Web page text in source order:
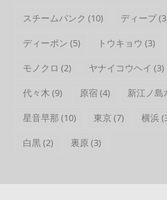
スチームパンク (10) ディープ
ディーポン (5) トウキョウ (3)
モノクロ (2) ヤナイコウヘイ (3)
代々木 (9) 原宿 (4) 新江ノ島
星音早那 (10) 東京(7) 横浜
白黒 (2) 裏原(3)